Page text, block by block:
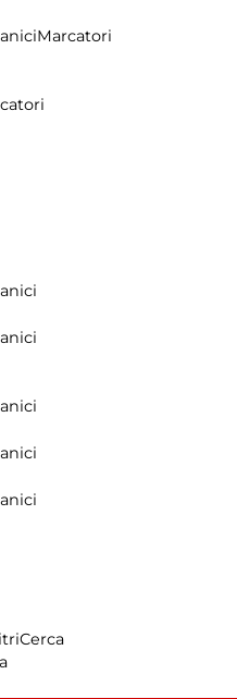
Marcatori
Cerca